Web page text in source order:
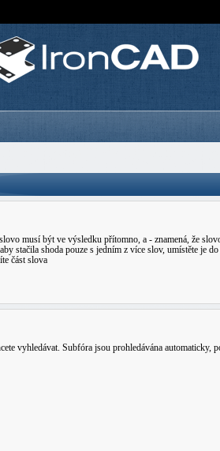
musí být ve výsledku přítomno, a - znamená, že
stačila shoda pouze s jedním z více slov, umístěte je
část slova
vyhledávat. Subfóra jsou prohledávána automaticky,